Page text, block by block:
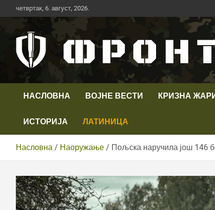
Скип
то
четвртак, 6. август, 2026.
Телевизија ФРОНТ
НАСЛОВНА ВОЈНЕ ВЕСТИ КРИЗНА
ИСТОРИЈА ЛАТИНИЦА
Насловна Наоружање Пољска наручила још 146